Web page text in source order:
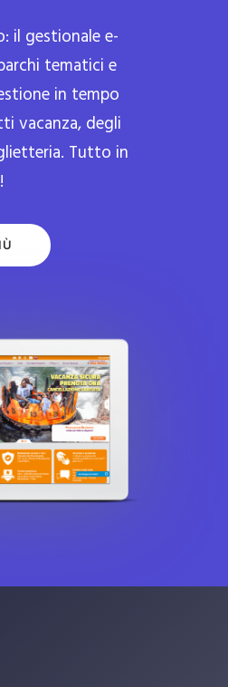
il gestionale e-
tematici e
in tempo
vacanza, degli
Tutto in